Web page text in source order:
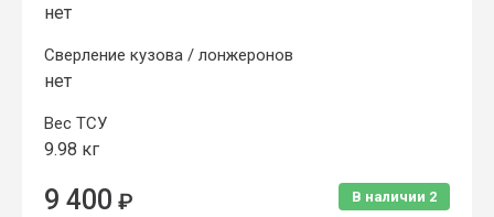
нет
Cверление кузова / лонжеронов
нет
Вес ТСУ
9.98 кг
В наличии 2
9 400 ₽